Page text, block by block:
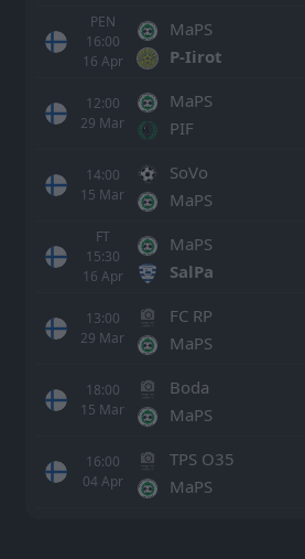
PEN
16:00
16 Apr
MaPS
P-Iirot
12:00
29 Mar
MaPS
PIF
14:00
15 Mar
SoVo
MaPS
FT
15:30
16 Apr
MaPS
SalPa
13:00
29 Mar
FC RP
MaPS
18:00
15 Mar
Boda
MaPS
16:00
04Apr
TPS O35
MaPS